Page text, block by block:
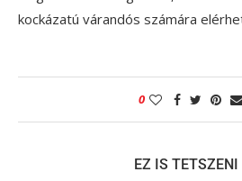
kockázatú várandós számára
0
EZ IS TETSZENI